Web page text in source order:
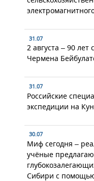
31.07
2 августа – 90
Чермена
31.07
Российские
экспедиции на
30.07
Миф сегодня –
учёные
Сибири с